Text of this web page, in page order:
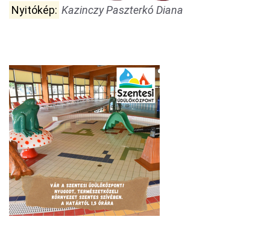
Nyitókép: Kazinczy Paszterkó Diana